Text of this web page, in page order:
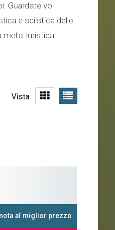
Guardate voi
e sciistica delle
meta turistica
Vista:
al miglior prezzo